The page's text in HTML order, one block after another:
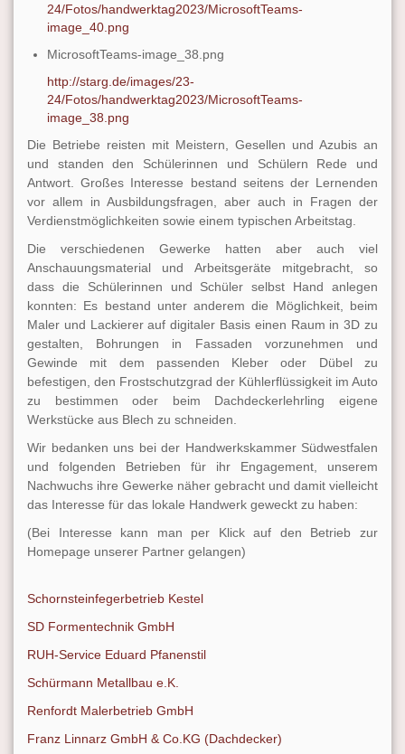
24/Fotos/handwerktag2023/MicrosoftTeams-
image_40.png
MicrosoftTeams-image_38.png
http://starg.de/images/23-
24/Fotos/handwerktag2023/MicrosoftTeams-
image_38.png
Die Betriebe reisten mit Meistern, Gesellen und Azubis an
und standen den Schülerinnen und Schülern Rede und
Antwort. Großes Interesse bestand seitens der Lernenden
vor allem in Ausbildungsfragen, aber auch in Fragen der
Verdienstmöglichkeiten sowie einem typischen Arbeitstag.
Die verschiedenen Gewerke hatten aber auch viel
Anschauungsmaterial und Arbeitsgeräte mitgebracht, so
dass die Schülerinnen und Schüler selbst Hand anlegen
konnten: Es bestand unter anderem die Möglichkeit, beim
Maler und Lackierer auf digitaler Basis einen Raum in 3D zu
gestalten, Bohrungen in Fassaden vorzunehmen und
Gewinde mit dem passenden Kleber oder Dübel zu
befestigen, den Frostschutzgrad der Kühlerflüssigkeit im Auto
zu bestimmen oder beim Dachdeckerlehrling eigene
Werkstücke aus Blech zu schneiden.
Wir bedanken uns bei der Handwerkskammer Südwestfalen
und folgenden Betrieben für ihr Engagement, unserem
Nachwuchs ihre Gewerke näher gebracht und damit vielleicht
das Interesse für das lokale Handwerk geweckt zu haben:
(Bei Interesse kann man per Klick auf den Betrieb zur
Homepage unserer Partner gelangen)
Schornsteinfegerbetrieb Kestel
SD Formentechnik GmbH
RUH-Service Eduard Pfanenstil
Schürmann Metallbau e.K.
Renfordt Malerbetrieb GmbH
Franz Linnarz GmbH & Co.KG (Dachdecker)